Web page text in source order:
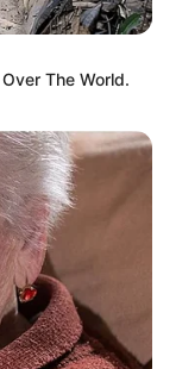
The World.